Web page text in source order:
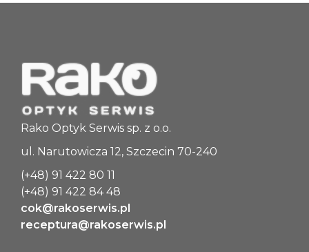
Rako Optyk Serwis sp. z o.o.
ul. Narutowicza 12, Szczecin 70-240
(+48) 91 422 80 11
(+48) 91 422 84 48
cok@rakoserwis.pl
receptura@rakoserwis.pl